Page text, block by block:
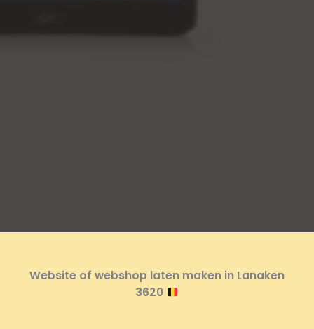
Website of webshop laten maken in Lanaken
3620